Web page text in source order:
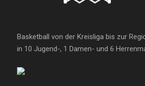
Basketball von der Kreisliga bis zur
in 10 Jugend-, 1 Damen- und 6